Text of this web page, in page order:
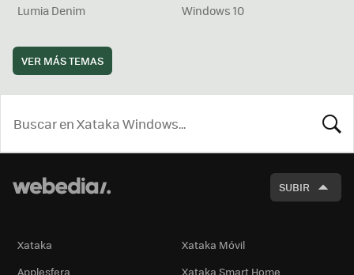
Lumia Denim
Windows 10
VER MÁS TEMAS
SUBIR
Xataka
Xataka Móvil
Applesfera
Xataka Smart Home